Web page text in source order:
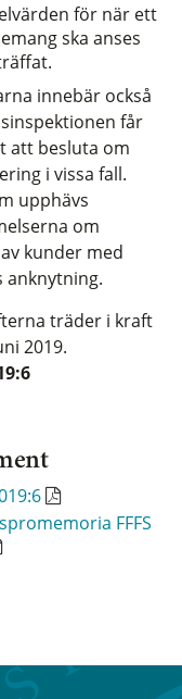
för när ett
ska anses
innebär också
får
att besluta om
i vissa fall.
upphävs
om
kunder med
anknytning.
träder i kraft
2019.
FFFS